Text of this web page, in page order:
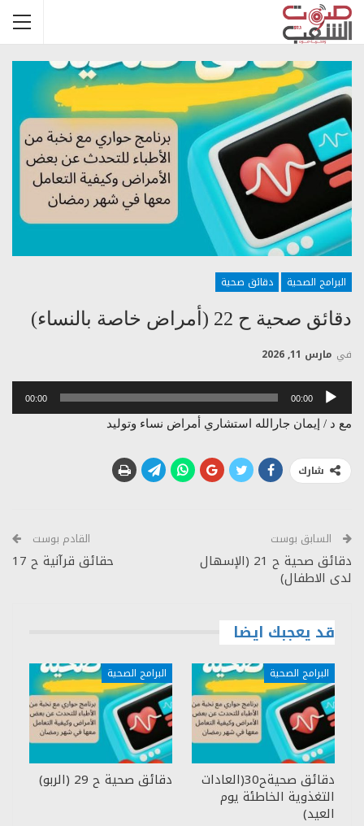
البرامج الصحية دقائق صحية
دقائق صحية ح 22 (أمراض خاصة بالنساء)
في مارس 11, 2026
مشغل
00:00
00:00
مع د / إيمان جارالله استشاري أمراض نساء وتوليد
شارك
السابق بوست
دقائق صحية ح 21 (الإسهال
لدى الاطفال)
القادم بوست
حقائق قرآنية ح 17
قد يعجبك ايضا
البرامج الصحية
دقائق صحيةح30(العادات
التغذوية الخاطئة يوم
العيد)
البرامج الصحية
دقائق صحية ح 29 (الربو)